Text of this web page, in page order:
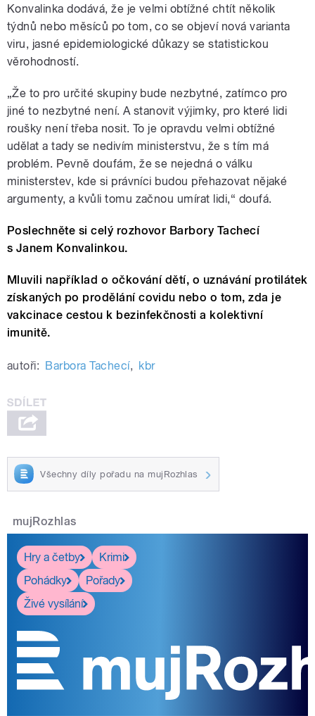
Konvalinka dodává, že je velmi obtížné chtít několik
týdnů nebo měsíců po tom, co se objeví nová varianta
viru, jasné epidemiologické důkazy se statistickou
věrohodností.
„Že to pro určité skupiny bude nezbytné, zatímco pro
jiné to nezbytné není. A stanovit výjimky, pro které lidi
roušky není třeba nosit. To je opravdu velmi obtížné
udělat a tady se nedivím ministerstvu, že s tím má
problém. Pevně doufám, že se nejedná o válku
ministerstev, kde si právníci budou přehazovat nějaké
argumenty, a kvůli tomu začnou umírat lidi,“ doufá.
Poslechněte si celý rozhovor Barbory Tachecí
s Janem Konvalinkou.
Mluvili například o očkování dětí, o uznávání protilátek
získaných po prodělání covidu nebo o tom, zda je
vakcinace cestou k bezinfekčnosti a kolektivní
imunitě.
autoři: Barbora Tachecí, kbr
Všechny díly pořadu na mujRozhlas
mujRozhlas
Hry a četby
Krimi
Pohádky
Pořady
Živé vysílání